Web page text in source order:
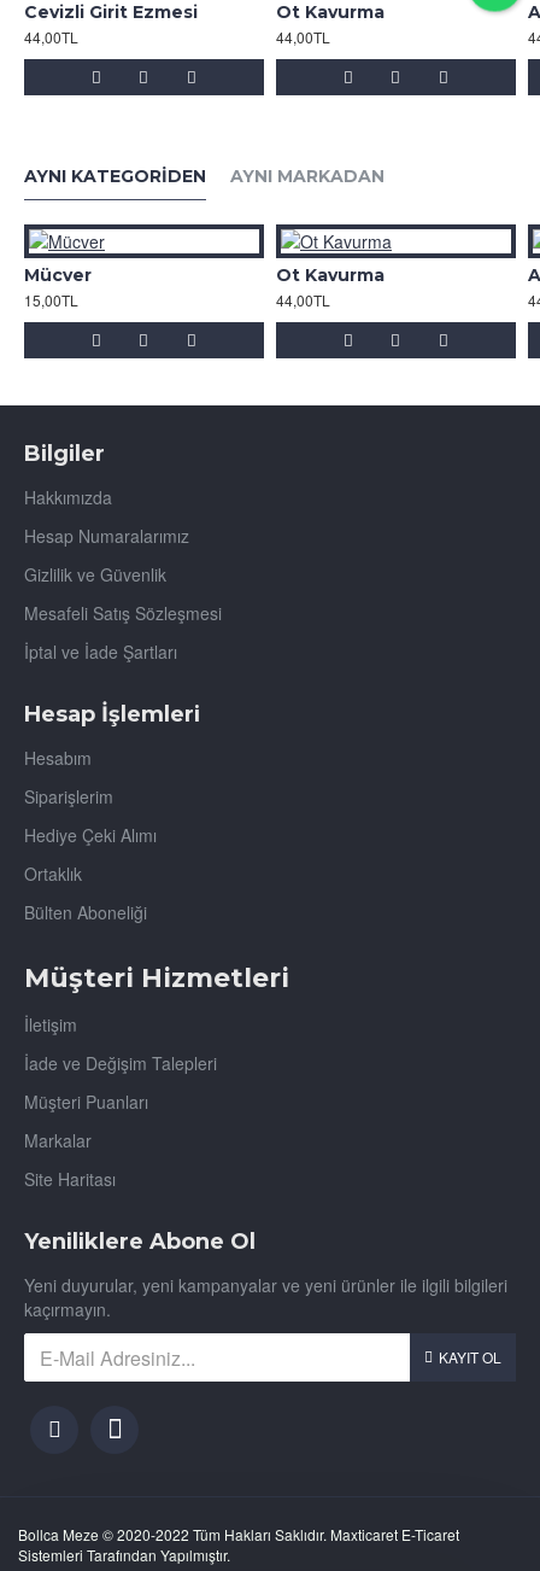
Cevizli Girit Ezmesi
44,00TL
Ot Kavurma
44,00TL
AYNI KATEGORIDEN AYNI MARKADAN
Mücver
15,00TL
Ot Kavurma
44,00TL
Bilgiler
Hakkımızda
Hesap Numaralarımız
Gizlilik ve Güvenlik
Mesafeli Satış Sözleşmesi
İptal ve İade Şartları
Hesap İşlemleri
Hesabım
Siparişlerim
Hediye Çeki Alımı
Ortaklık
Bülten Aboneliği
Müşteri Hizmetleri
İletişim
İade ve Değişim Talepleri
Müşteri Puanları
Markalar
Site Haritası
Yeniliklere Abone Ol
Yeni duyurular, yeni kampanyalar ve yeni ürünler ile ilgili bilgileri
kaçırmayın.
KAYIT OL
Bollca Meze © 2020-2022 Tüm Hakları Saklıdır. Maxticaret E-Ticaret
Sistemleri Tarafından Yapılmıştır.